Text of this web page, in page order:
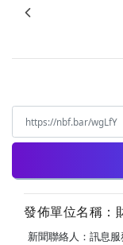
發佈單位名稱：
新聞聯絡人：訊息服